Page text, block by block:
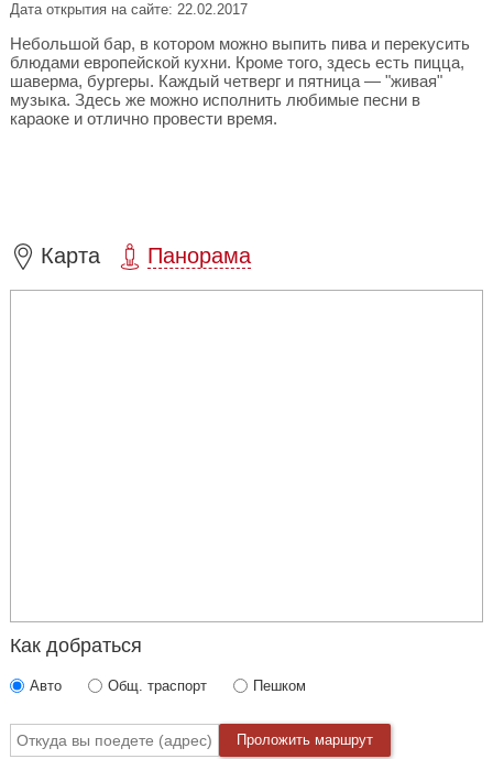
Дата открытия на сайте: 22.02.2017
Небольшой бар, в котором можно выпить пива и перекусить
блюдами европейской кухни. Кроме того, здесь есть пицца,
шаверма, бургеры. Каждый четверг и пятница — "живая"
музыка. Здесь же можно исполнить любимые песни в
караоке и отлично провести время.
Карта Панорама
Как добраться
Авто Общ. траспорт Пешком
Проложить маршрут